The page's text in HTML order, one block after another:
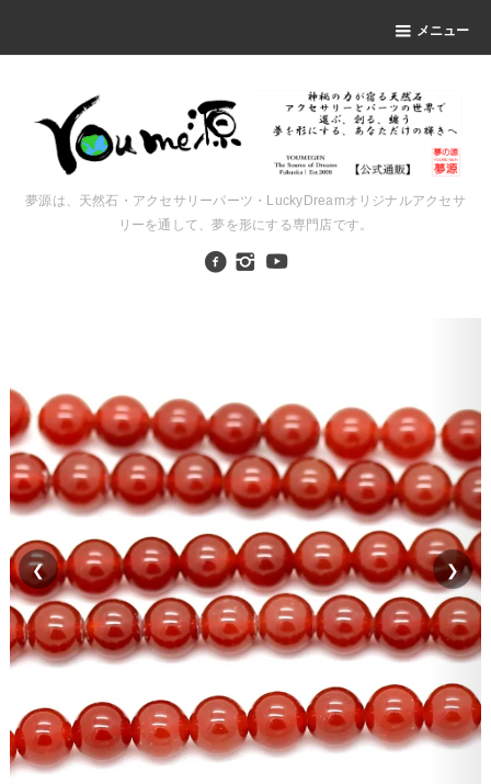
メニュー
夢源は、天然石・アクセサリーパーツ・LuckyDreamオリジナルアクセサ
リーを通して、夢を形にする専門店です。
❮ ❯